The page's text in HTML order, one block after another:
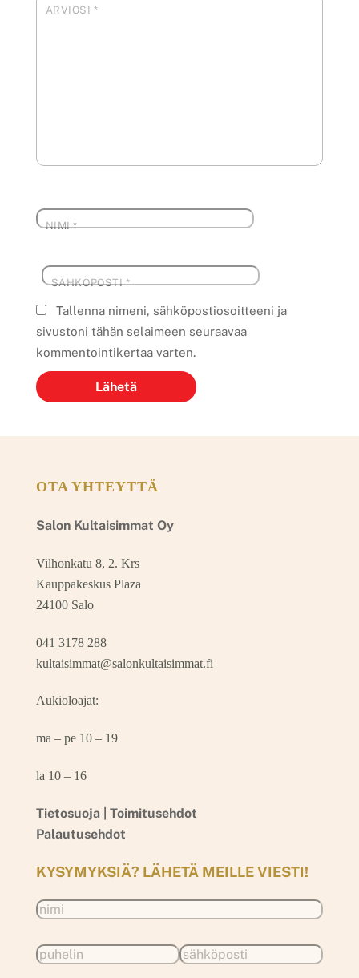
ARVIOSI *
NIMI*
SÄHKÖPOSTI*
Tallenna nimeni, sähköpostiosoitteeni ja
sivustoni tähän selaimeen seuraavaa
kommentointikertaa varten.
OTA YHTEYTTÄ
Salon Kultaisimmat Oy
Vilhonkatu 8, 2. Krs
Kauppakeskus Plaza
24100 Salo
041 3178 288
kultaisimmat@salonkultaisimmat.fi
Aukioloajat:
ma – pe 10 – 19
la 10 – 16
Tietosuoja | Toimitusehdot
Palautusehdot
KYSYMYKSIÄ? LÄHETÄ MEILLE VIESTI!